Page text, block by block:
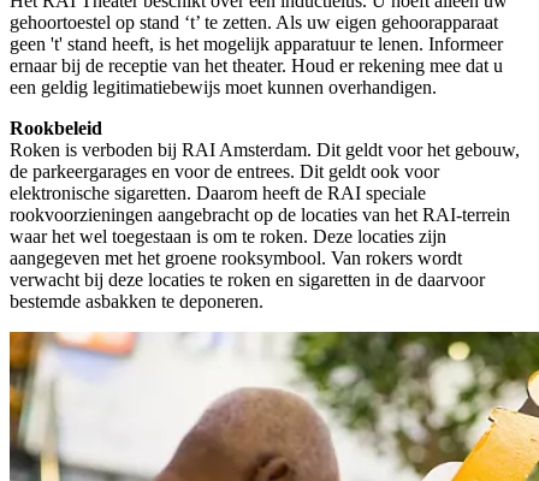
gehoortoestel op stand ‘t’ te zetten. Als uw eigen gehoorapparaat
geen 't' stand heeft, is het mogelijk apparatuur te lenen. Informeer
ernaar bij de receptie van het theater. Houd er rekening mee dat u
een geldig legitimatiebewijs moet kunnen overhandigen.
Rookbeleid
Roken is verboden bij RAI Amsterdam. Dit geldt voor het gebouw,
de parkeergarages en voor de entrees. Dit geldt ook voor
elektronische sigaretten. Daarom heeft de RAI speciale
rookvoorzieningen aangebracht op de locaties van het RAI-terrein
waar het wel toegestaan is om te roken. Deze locaties zijn
aangegeven met het groene rooksymbool. Van rokers wordt
verwacht bij deze locaties te roken en sigaretten in de daarvoor
bestemde asbakken te deponeren.